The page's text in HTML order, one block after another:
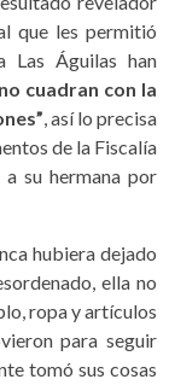
que les permitió
Las Águilas han
cuadran con la
, así lo precisa
de la Fiscalía
su hermana por
hubiera dejado
ella no
ropa y artículos
para seguir
tomó sus cosas